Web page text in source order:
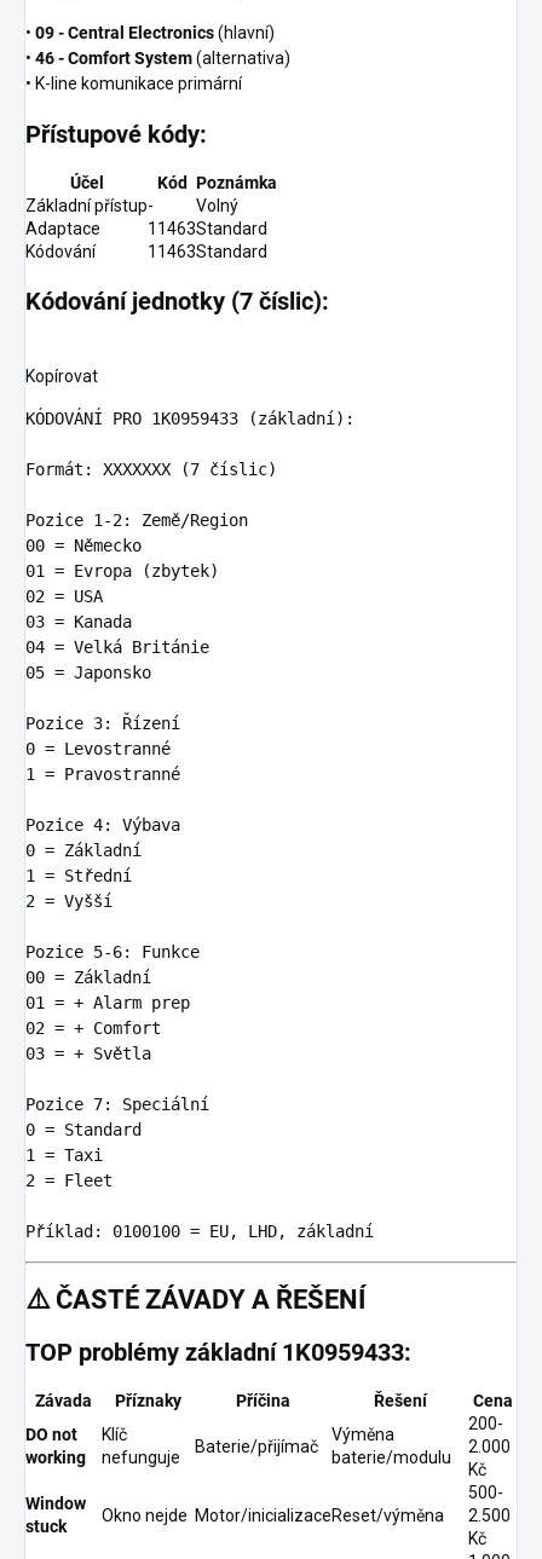
• 09 - Central Electronics(hlavní)
• 46 - Comfort System(alternativa)
• K-line komunikace primární
Přístupové kódy:
Účel Kód Poznámka
Základní přístup-
Volný
Adaptace
11463Standard
Kódování
11463Standard
Kódování jednotky (7 číslic):
Kopírovat
KÓDOVÁNÍ PRO 1K0959433 (základní):
Formát: XXXXXXX (7 číslic)
Pozice 1 -2
00
01
02
03
04
05 = Japonsko
Pozice 3
0
1
= Pravostranné
Pozice 4
0
1
2 = Vyšší
Pozice 5-6
00
01
02
03 = + Světla
Pozice 7
0
1
2 = Fleet
Příklad: 0100100
⚠️ ČASTÉ ZÁVADY A ŘEŠENÍ
TOP problémy základní 1K0959433:
Závada Příznaky Příčina Řešení
Cena
DO not
working
Klíč
nefunguje
Baterie/přijímač
Výměna
baterie/modulu
200-
2.000
Kč
Window
stuck
Okno nejde Motor/inicializaceReset/výměna
500-
2.500
Kč